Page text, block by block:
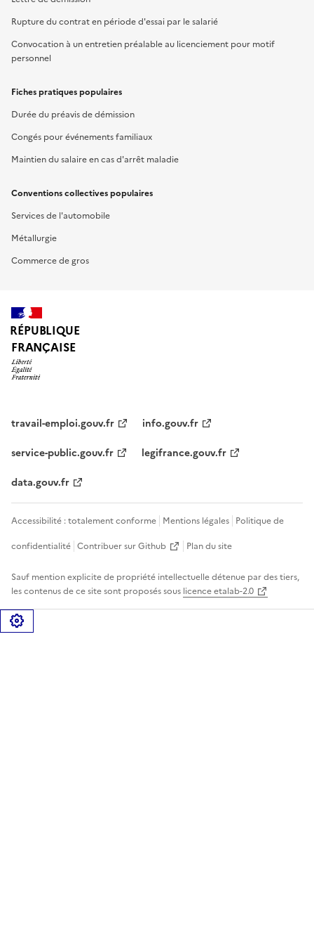
Rupture du contrat en période d'essai par le salarié
Convocation à un entretien préalable au licenciement pour motif
personnel
Fiches pratiques populaires
Durée du préavis de démission
Congés pour événements familiaux
Maintien du salaire en cas d'arrêt maladie
Conventions collectives populaires
Services de l'automobile
Métallurgie
Commerce de gros
RÉPUBLIQUE
FRANÇAISE
travail-emploi.gouv.fr
info.gouv.fr
service-public.gouv.fr
legifrance.gouv.fr
data.gouv.fr
Accessibilité : totalement conforme Mentions légales Politique de
confidentialité Contribuer sur Github Plan du site
Sauf mention explicite de propriété intellectuelle détenue par des tiers,
les contenus de ce site sont proposés sous licence etalab-2.0
Gérer les cookies